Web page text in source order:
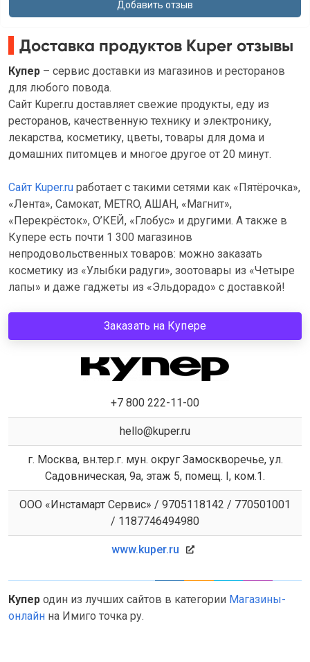
Доставка продуктов Kuper отзывы
Купер – сервис доставки из магазинов и ресторанов
для любого повода.
Сайт Kuper.ru доставляет свежие продукты, еду из
ресторанов, качественную технику и электронику,
лекарства, косметику, цветы, товары для дома и
домашних питомцев и многое другое от 20 минут.
Сайт Kuper.ru работает с такими сетями как «Пятёрочка»,
«Лента», Самокат, METRO, АШАН, «Магнит»,
«Перекрёсток», О’КЕЙ, «Глобус» и другими. А также в
Купере есть почти 1 300 магазинов
непродовольственных товаров: можно заказать
косметику из «Улыбки радуги», зоотовары из «Четыре
лапы» и даже гаджеты из «Эльдорадо» с доставкой!
Заказать на Купере
+7 800 222-11-00
hello@kuper.ru
г. Москва, вн.тер.г. мун. округ Замоскворечье, ул.
Садовническая, 9а, этаж 5, помещ. I, ком.1.
ООО «Инстамарт Сервис» / 9705118142 / 770501001
/ 1187746494980
www.kuper.ru
Купер один из лучших сайтов в категории Магазины-
онлайн на Имиго точка ру.